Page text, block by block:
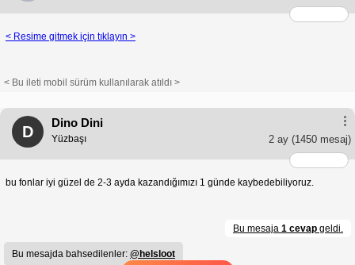
< Resime gitmek için tıklayın >
< Bu ileti mobil sürüm kullanılarak atıldı >
D
Dino Dini
2 ay (1450 mesaj)
Yüzbaşı
bu fonlar iyi güzel de 2-3 ayda kazandığımızı 1 günde kaybedebiliyoruz.
Bu mesaja 1 cevap geldi.
Bu mesajda bahsedilenler: @helsloot